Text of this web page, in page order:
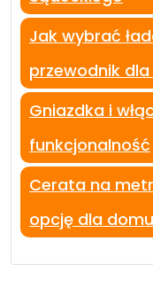
Jak wybrać
przewodnik
Gniazdka i
funkcjonalność
Cerata na
opcję dla domu